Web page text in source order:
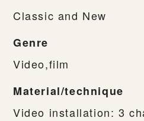
Classic and New
Genre
Video,film
Material/technique
Video installation: 3